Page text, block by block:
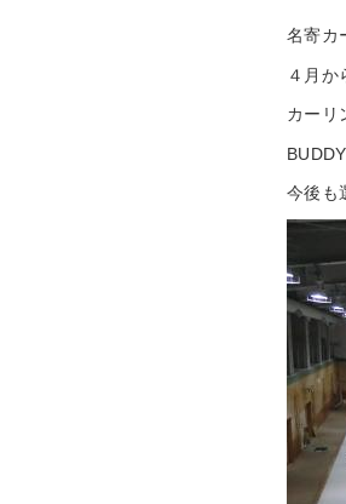
名寄カ
４月か
カーリ
今後も